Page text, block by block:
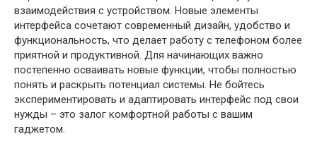
взаимодействия с устройством. Новые элементы
интерфейса сочетают современный дизайн, удобство и
функциональность, что делает работу с телефоном более
приятной и продуктивной. Для начинающих важно
постепенно осваивать новые функции, чтобы полностью
понять и раскрыть потенциал системы. Не бойтесь
экспериментировать и адаптировать интерфейс под свои
нужды – это залог комфортной работы с вашим
гаджетом.